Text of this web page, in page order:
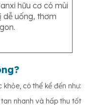
hữu cơ có mùi
dễ uống, thơm
có thể kể đến như:
tan nhanh và hấp thu tốt